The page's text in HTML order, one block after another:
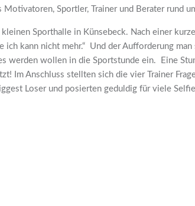
Sportler, Trainer und Berater rund
Sporthalle in Künsebeck. Nach einer
kann nicht mehr.“ Und der Aufforderung
werden wollen in die Sportstunde ein. Eine
Im Anschluss stellten sich die vier Trainer
Loser und posierten geduldig für viele